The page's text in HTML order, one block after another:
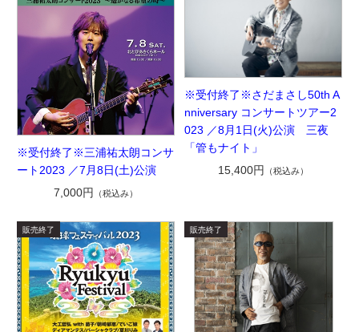
※受付終了※三浦祐太朗コンサ
ート2023 ／7月8日(土)公演
7,000円
（税込み）
※受付終了※さだまさし50th A
nniversary コンサートツアー2
023 ／8月1日(火)公演 三夜
「管もナイト」
15,400円
（税込み）